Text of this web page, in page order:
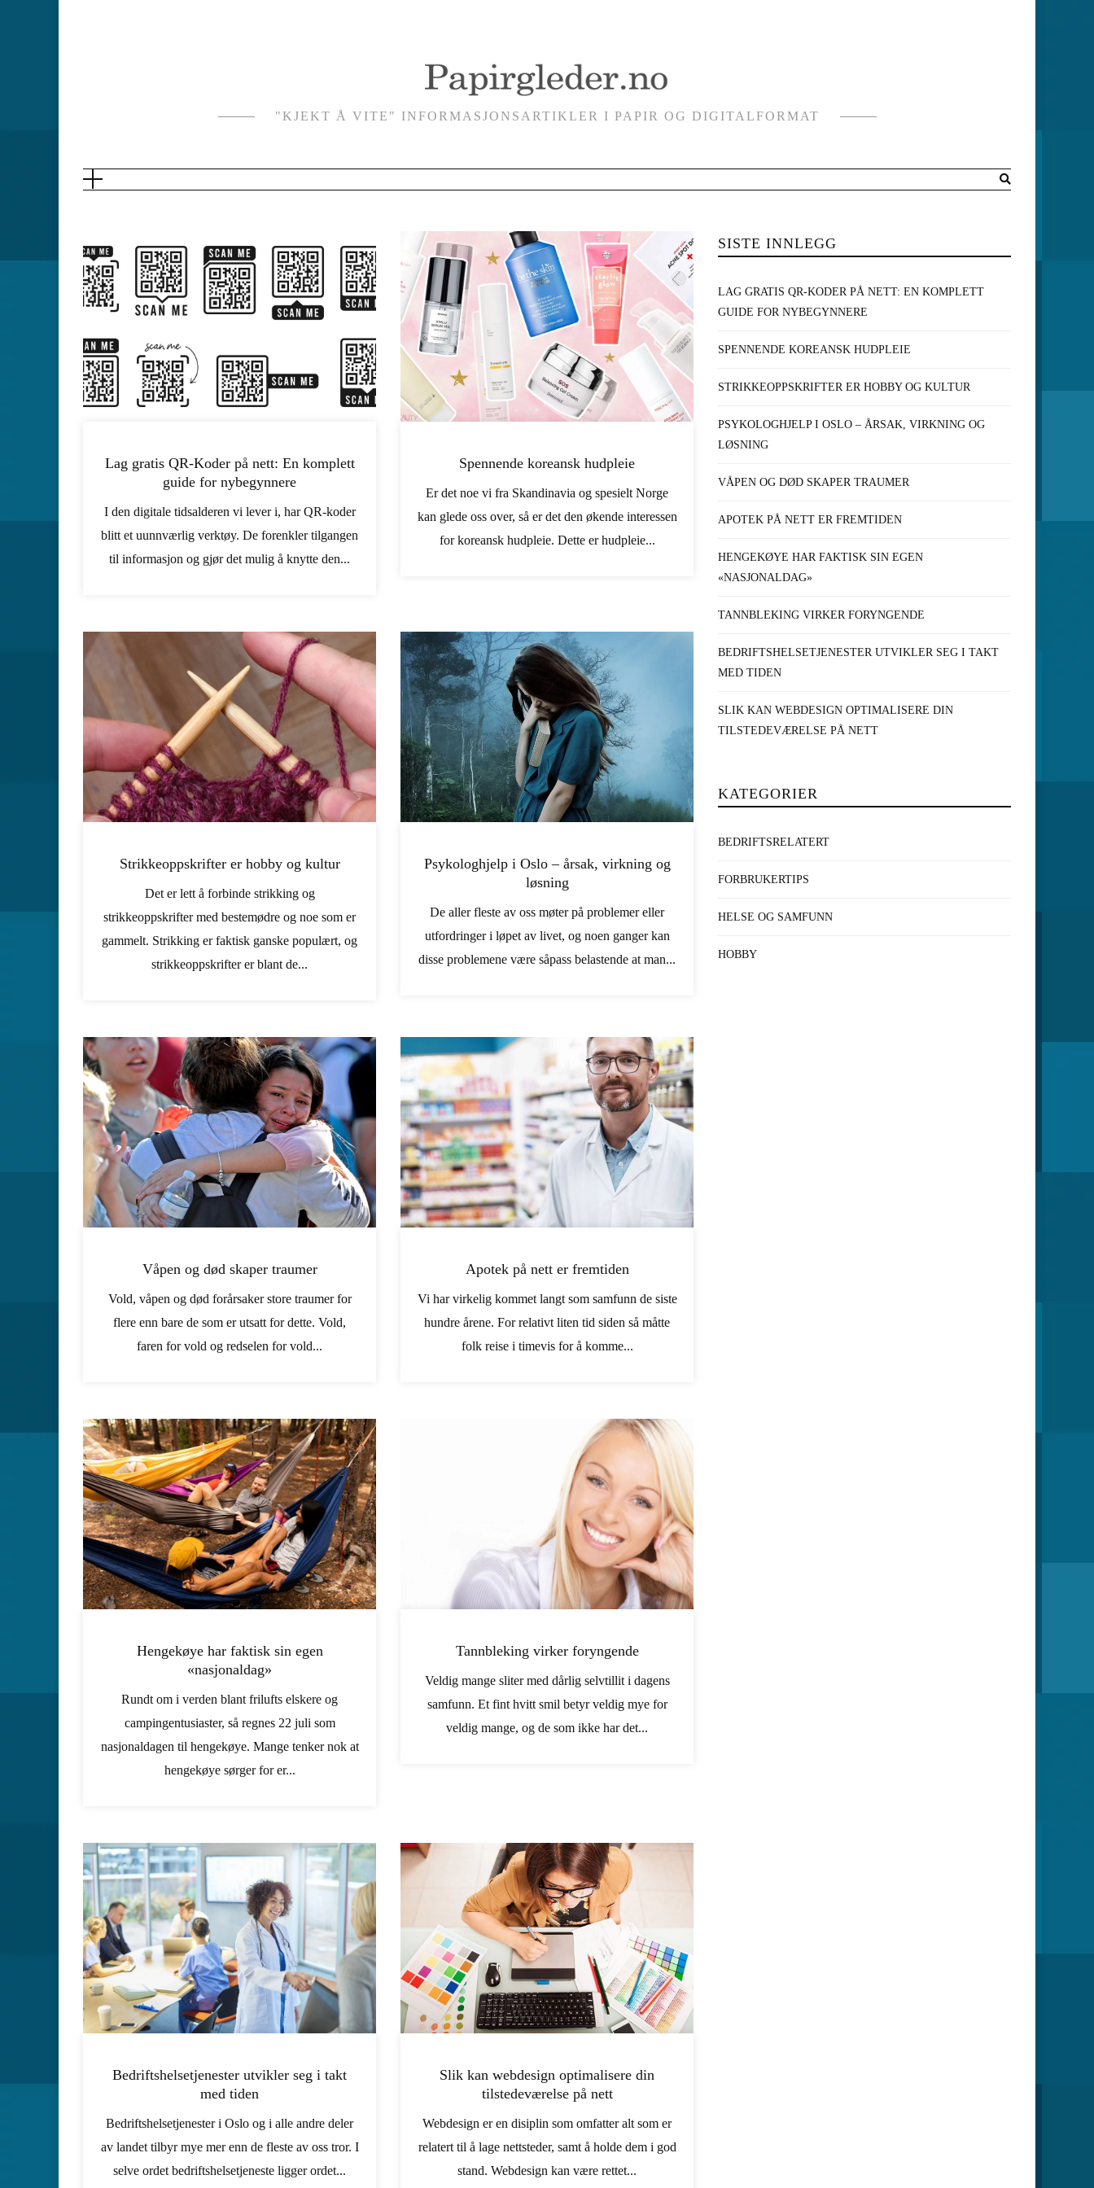
"KJEKT Å VITE" INFORMASJONSARTIKLER I PAPIR OG DIGITALFORMAT
Lag gratis QR-Koder på nett: En komplett
guide for nybegynnere
I den digitale tidsalderen vi lever i, har QR-koder
blitt et uunnværlig verktøy. De forenkler tilgangen
til informasjon og gjør det mulig å knytte den...
Spennende koreansk hudpleie
Er det noe vi fra Skandinavia og spesielt Norge
kan glede oss over, så er det den økende interessen
for koreansk hudpleie. Dette er hudpleie...
Strikkeoppskrifter er hobby og kultur
Det er lett å forbinde strikking og
strikkeoppskrifter med bestemødre og noe som er
gammelt. Strikking er faktisk ganske populært, og
strikkeoppskrifter er blant de...
Psykologhjelp i Oslo – årsak, virkning og
løsning
De aller fleste av oss møter på problemer eller
utfordringer i løpet av livet, og noen ganger kan
disse problemene være såpass belastende at man...
Våpen og død skaper traumer
Vold, våpen og død forårsaker store traumer for
flere enn bare de som er utsatt for dette. Vold,
faren for vold og redselen for vold...
Apotek på nett er fremtiden
Vi har virkelig kommet langt som samfunn de siste
hundre årene. For relativt liten tid siden så måtte
folk reise i timevis for å komme...
Hengekøye har faktisk sin egen
«nasjonaldag»
Rundt om i verden blant frilufts elskere og
campingentusiaster, så regnes 22 juli som
nasjonaldagen til hengekøye. Mange tenker nok at
hengekøye sørger for er...
Tannbleking virker foryngende
Veldig mange sliter med dårlig selvtillit i dagens
samfunn. Et fint hvitt smil betyr veldig mye for
veldig mange, og de som ikke har det...
Bedriftshelsetjenester utvikler seg i takt
med tiden
Bedriftshelsetjenester i Oslo og i alle andre deler
av landet tilbyr mye mer enn de fleste av oss tror. I
selve ordet bedriftshelsetjeneste ligger ordet...
Slik kan webdesign optimalisere din
tilstedeværelse på nett
Webdesign er en disiplin som omfatter alt som er
relatert til å lage nettsteder, samt å holde dem i god
stand. Webdesign kan være rettet...
SISTE INNLEGG
LAG GRATIS QR-KODER PÅ NETT: EN KOMPLETT
GUIDE FOR NYBEGYNNERE
SPENNENDE KOREANSK HUDPLEIE
STRIKKEOPPSKRIFTER ER HOBBY OG KULTUR
PSYKOLOGHJELP I OSLO – ÅRSAK, VIRKNING OG
LØSNING
VÅPEN OG DØD SKAPER TRAUMER
APOTEK PÅ NETT ER FREMTIDEN
HENGEKØYE HAR FAKTISK SIN EGEN
«NASJONALDAG»
TANNBLEKING VIRKER FORYNGENDE
BEDRIFTSHELSETJENESTER UTVIKLER SEG I TAKT
MED TIDEN
SLIK KAN WEBDESIGN OPTIMALISERE DIN
TILSTEDEVÆRELSE PÅ NETT
KATEGORIER
BEDRIFTSRELATERT
FORBRUKERTIPS
HELSE OG SAMFUNN
HOBBY